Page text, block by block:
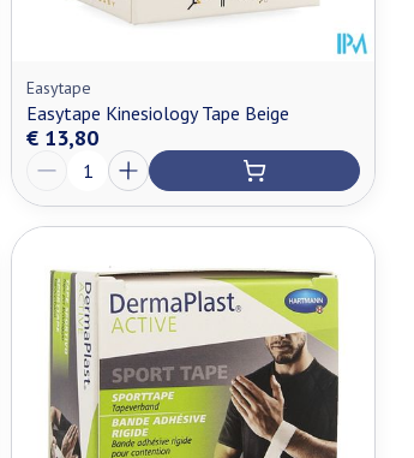
Easytape
Easytape Kinesiology Tape Beige
€ 13,80
Aantal